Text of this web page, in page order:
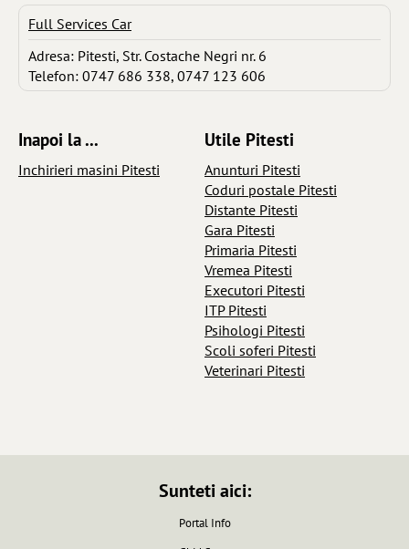
Full Services Car
Adresa: Pitesti, Str. Costache Negri nr. 6
Telefon: 0747 686 338, 0747 123 606
Inapoi la ...
Inchirieri masini Pitesti
Utile Pitesti
Anunturi Pitesti
Coduri postale Pitesti
Distante Pitesti
Gara Pitesti
Primaria Pitesti
Vremea Pitesti
Executori Pitesti
ITP Pitesti
Psihologi Pitesti
Scoli soferi Pitesti
Veterinari Pitesti
Sunteti aici:
Portal Info